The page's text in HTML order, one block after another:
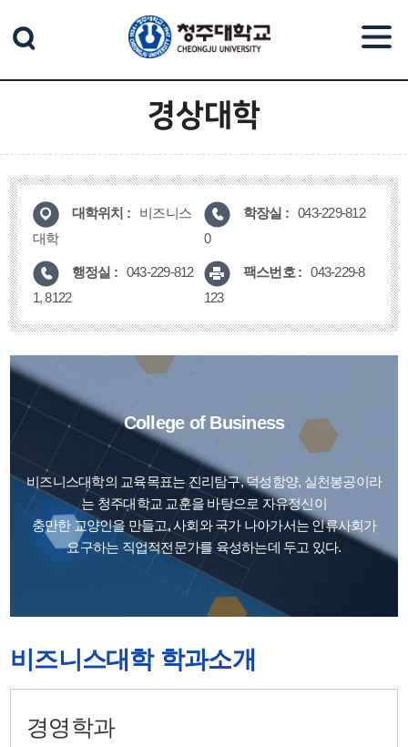
경상대학
대학위치 :
비즈니스
대학
학장실 :
043-229-812
0
행정실 : 043-229-812
1, 8122
팩스번호 :
043-229-8
123
College of Business
비즈니스대학의 교육목표는 진리탐구, 덕성함양, 실천봉공이라
는 청주대학교 교훈을 바탕으로 자유정신이
충만한 교양인을 만들고, 사회와 국가 나아가서는 인류사회가
요구하는 직업적전문가를 육성하는데 두고 있다.
비즈니스대학 학과소개
경영학과